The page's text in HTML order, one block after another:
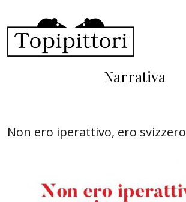
Narrativa
Non ero iperattivo, ero svizzero